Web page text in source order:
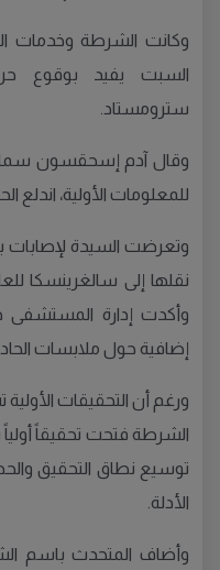
وكانت الشرطة وخدمات
السبت يفيد بوقوع
سترومستاد.
وقال آدم إسحقسون
للمعلومات الأولية،
وتعرضت السيدة لإصابات
نقلها إلى سالغرينسكا
وأكدت إدارة المستشفى
إضافية حول ملابسات
ورغم أن التحقيقات الأولية
الشرطة فتحت تحقيقاً
توسيع نطاق التحقيق
الأدلة.
وأضاف المتحدث باسم